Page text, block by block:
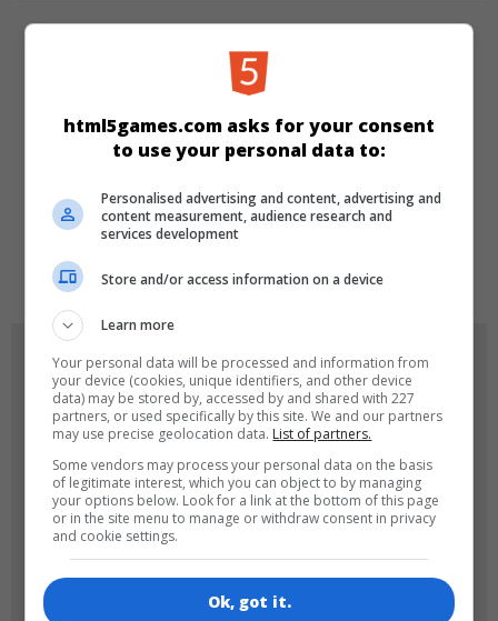
KATEGORIEN
SPIEL-ICONS
180x180 120x120
html5games.com asks for your consent
to use your personal data to:
Personalised advertising and content, advertising and
content measurement, audience research and
services development
Store and/or access information on a device
Learn more
Your personal data will be processed and information from
your device (cookies, unique identifiers, and other device
data) may be stored by, accessed by and shared with 227
partners, or used specifically by this site. We and our partners
may use precise geolocation data. List of partners.
Some vendors may process your personal data on the basis
of legitimate interest, which you can object to by managing
your options below. Look for a link at the bottom of this page
or in the site menu to manage or withdraw consent in privacy
and cookie settings.
Ok, got it.